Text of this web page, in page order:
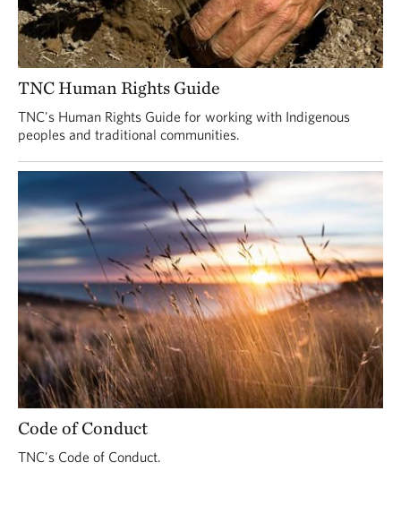
TNC Human Rights Guide
TNC's Human Rights Guide for working with Indigenous
peoples and traditional communities.
Code of Conduct
TNC's Code of Conduct.